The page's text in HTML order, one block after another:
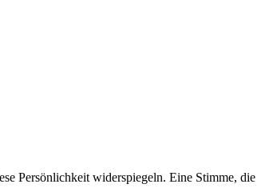
Persönlichkeit widerspiegeln. Eine Stimme, die